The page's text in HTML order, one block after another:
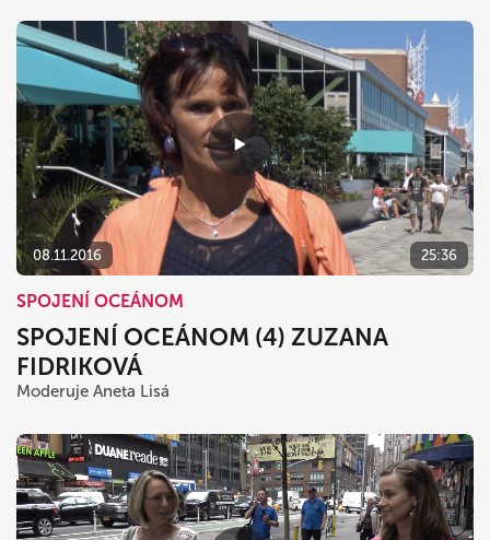
08.11.2016 25:36
SPOJENÍ OCEÁNOM
SPOJENÍ OCEÁNOM (4) ZUZANA
FIDRIKOVÁ
Moderuje Aneta Lisá